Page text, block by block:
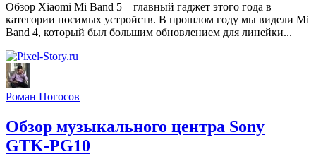
Обзор Xiaomi Mi Band 5 – главный гаджет этого года в
категории носимых устройств. В прошлом году мы видели Mi
Band 4, который был большим обновлением для линейки...
Роман Погосов
Обзор музыкального центра Sony
GTK-PG10